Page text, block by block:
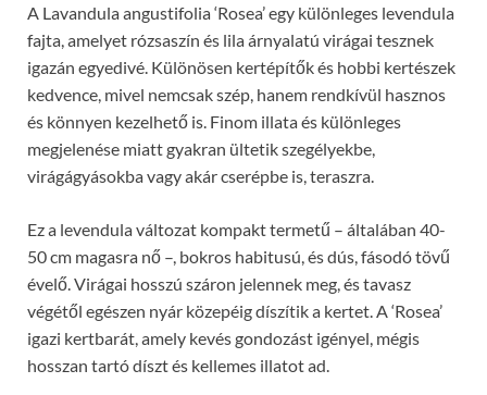
A Lavandula angustifolia ‘Rosea’ egy különleges levendula
fajta, amelyet rózsaszín és lila árnyalatú virágai tesznek
igazán egyedivé. Különösen kertépítők és hobbi kertészek
kedvence, mivel nemcsak szép, hanem rendkívül hasznos
és könnyen kezelhető is. Finom illata és különleges
megjelenése miatt gyakran ültetik szegélyekbe,
virágágyásokba vagy akár cserépbe is, teraszra.
Ez a levendula változat kompakt termetű – általában 40-
50 cm magasra nő –, bokros habitusú, és dús, fásodó tövű
évelő. Virágai hosszú száron jelennek meg, és tavasz
végétől egészen nyár közepéig díszítik a kertet. A ‘Rosea’
igazi kertbarát, amely kevés gondozást igényel, mégis
hosszan tartó díszt és kellemes illatot ad.